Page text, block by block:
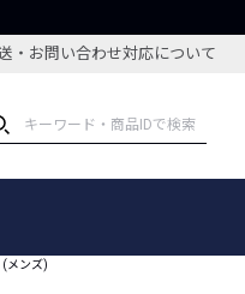
・お問い合わせ対応について
(メンズ)